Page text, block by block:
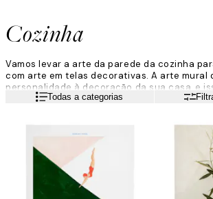
Cozinha
Vamos levar a arte da parede da cozinha
com arte em telas decorativas. A arte mural
personalidade à decoração da sua casa, e
Explore uma vasta gama de fotografias,
favorita, temos a certeza de que o
começar a decorar a cozinha!
Leia maisTodas a categorias